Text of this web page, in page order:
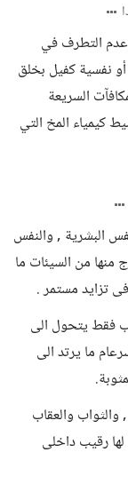
عدم التطرف في
نفسية كفيل بخلق
السريعة
كيمياء المخ التي
البشرية , والنفس
من السيئات ما
تزايد مستمر .
فقط يتحول الى
ما يرتد الى
والعقاب
رقيب داخلى